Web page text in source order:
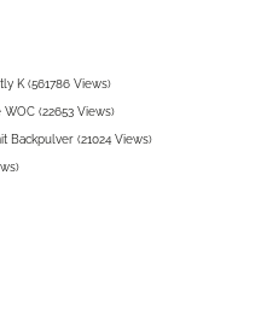
K (561786 Views)
(22653 Views)
Backpulver (21024 Views)